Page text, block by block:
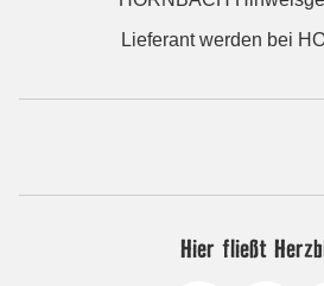
Lieferant werden bei
Hier fließt